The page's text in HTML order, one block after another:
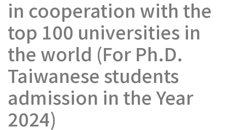
in cooperation with the
top 100 universities in
the world (For Ph.D.
Taiwanese students
admission in the Year
2024)